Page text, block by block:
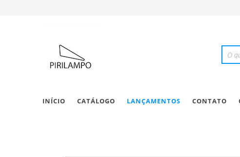
INÍCIO CATÁLOGO LANÇAMENTOS CONTATO